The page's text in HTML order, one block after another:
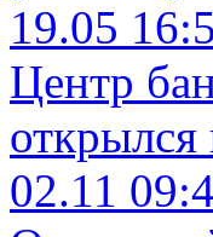
19.05
Центр
02.11